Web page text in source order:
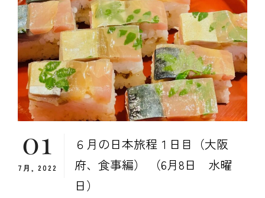
（大
阪、
京
都
旅
行）
の
ま
と
め、
意
01
7月, 2022
６月の日本旅程１日目（大阪
府、食事編） （6月8日 水曜
日）